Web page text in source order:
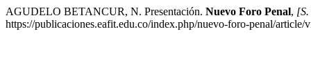
AGUDELO BETANCUR, N. Presentación. Nuevo Foro Penal,
https://publicaciones.eafit.edu.co/index.php/nuevo-foro-penal/article/